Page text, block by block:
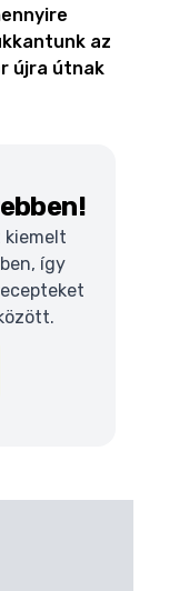
az
újra útnak
kiemelt
így